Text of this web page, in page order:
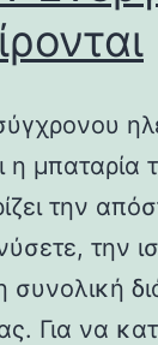
η μπαταρία
την
την
συνολική
Για να